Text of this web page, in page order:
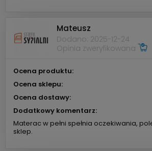
Mateusz
Dodano: 2025-12-24
Opinia zweryfikowana
Ocena produktu:
Ocena sklepu:
Ocena dostawy:
Dodatkowy komentarz:
Materac w pełni spełnia oczekiwania,
sklep.